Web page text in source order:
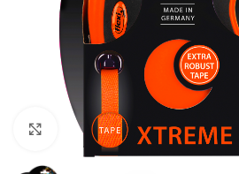
Нажмите, чтобы увеличить